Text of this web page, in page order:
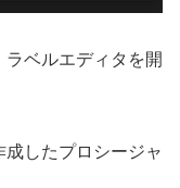
ベルエディタを開
したプロシージャ